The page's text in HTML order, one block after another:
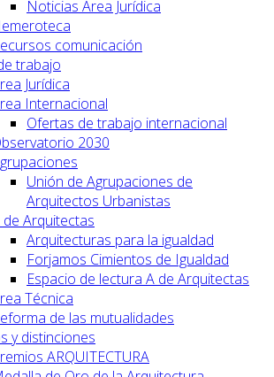
Noticias Area Jurídica
comunicación
trabajo
Jurídica
Internacional
Ofertas de trabajo internacional
2030
Unión de Agrupaciones de
Arquitectos Urbanistas
de Arquitectas
Arquitecturas para la igualdad
Forjamos Cimientos de Igualdad
Espacio de lectura A de Arquitectas
Técnica
de las mutualidades
y distinciones
ARQUITECTURA